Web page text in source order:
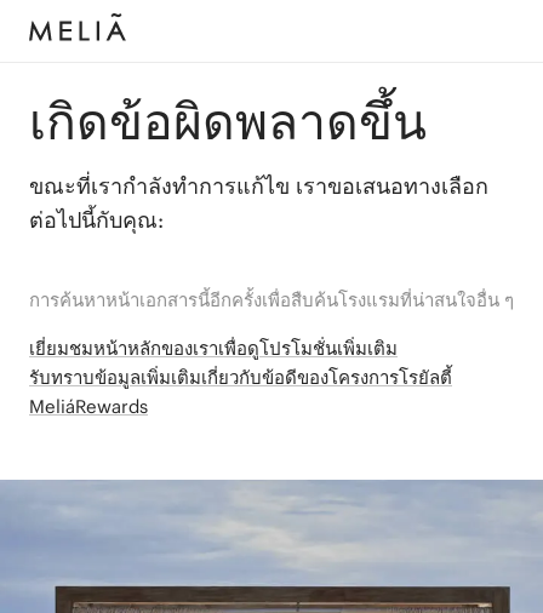
เกิดข้อผิดพลาดขึ้น
ขณะที่เรากำลังทำการแก้ไข เราขอเสนอทางเลือก
ต่อไปนี้กับคุณ:
การค้นหาหน้าเอกสารนี้อีกครั้งเพื่อสืบค้นโรงแรมที่น่าสนใจอื่น ๆ
เยี่ยมชมหน้าหลักของเราเพื่อดูโปรโมชั่นเพิ่มเติม
รับทราบข้อมูลเพิ่มเติมเกี่ยวกับข้อดีของโครงการโรยัลตี้
MeliáRewards